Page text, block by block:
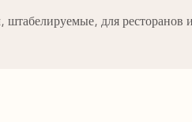
для